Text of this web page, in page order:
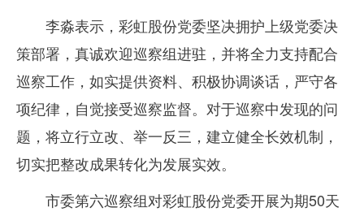
李淼表示，彩虹股份党委坚决拥护上级党委决
策部署，真诚欢迎巡察组进驻，并将全力支持配合
巡察工作，如实提供资料、积极协调谈话，严守各
项纪律，自觉接受巡察监督。对于巡察中发现的问
题，将立行立改、举一反三，建立健全长效机制，
切实把整改成果转化为发展实效。
市委第六巡察组对彩虹股份党委开展为期50天